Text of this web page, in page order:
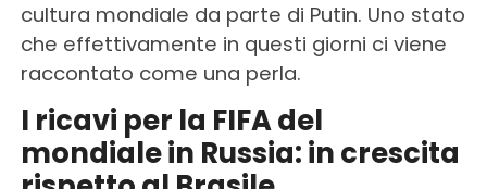
cultura mondiale da parte di Putin. Uno stato
che effettivamente in questi giorni ci viene
raccontato come una perla.
I ricavi per la FIFA del
mondiale in Russia: in crescita